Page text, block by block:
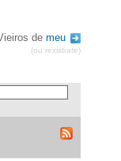
de meu
(ou rexistrate)